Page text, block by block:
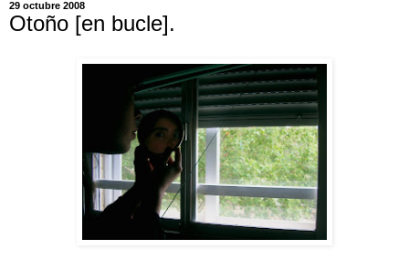
29 octubre 2008
Otoño [en bucle].